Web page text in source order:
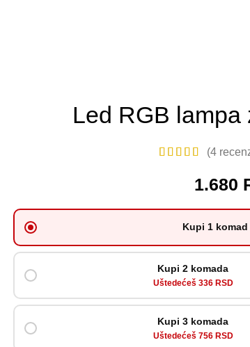
Led RGB lampa
(4
1.680
Kupi 1 komad
Kupi 2 komada
Uštedećeš 336 RSD
Kupi 3 komada
Uštedećeš 756 RSD